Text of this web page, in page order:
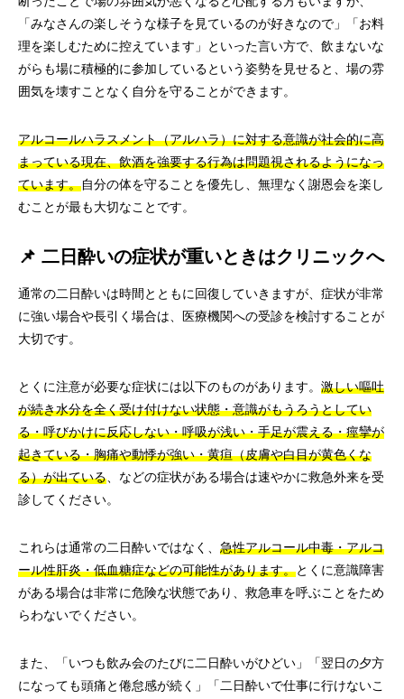
「みなさんの楽しそうな様子を見ているのが好きなので」「お料
理を楽しむために控えています」といった言い方で、飲まないな
がらも場に積極的に参加しているという姿勢を見せると、場の雰
囲気を壊すことなく自分を守ることができます。
アルコールハラスメント（アルハラ）に対する意識が社会的に高
まっている現在、飲酒を強要する行為は問題視されるようになっ
ています。自分の体を守ることを優先し、無理なく謝恩会を楽し
むことが最も大切なことです。
📌 二日酔いの症状が重いときはクリニックへ
通常の二日酔いは時間とともに回復していきますが、症状が非常
に強い場合や長引く場合は、医療機関への受診を検討することが
大切です。
とくに注意が必要な症状には以下のものがあります。 激しい嘔吐
が続き水分を全く受け付けない状態・意識がもうろうとしてい
る・呼びかけに反応しない・呼吸が浅い・手足が震える・痙攣が
起きている・胸痛や動悸が強い・黄疸（皮膚や白目が黄色くな
る）が出ている、などの症状がある場合は速やかに救急外来を受
診してください。
これらは通常の二日酔いではなく、 急性アルコール中毒・アルコ
ール性肝炎・低血糖症などの可能性があります。とくに意識障害
がある場合は非常に危険な状態であり、救急車を呼ぶことをため
らわないでください。
また、「いつも飲み会のたびに二日酔いがひどい」「翌日の夕方
になっても頭痛と倦怠感が続く」「二日酔いで仕事に行けないこ